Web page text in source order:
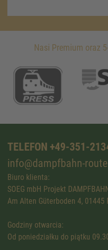
Nasi Premium oraz
TELEFON +49-351-
info@dampfbahn-
Biuro klienta:
SOEG mbH Projekt
Am Alten Güterboden 4, 01445
Godziny otwarcia:
Od poniedziałku do piątku